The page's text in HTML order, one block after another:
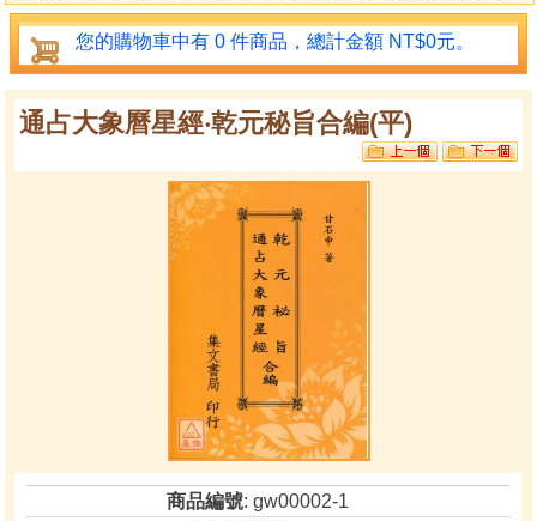
元秘旨合編(平)
您的購物車中有 0 件商品，總計金額 NT$0元。
通占大象曆星經‧乾元秘旨合編(平)
商品編號: gw00002-1